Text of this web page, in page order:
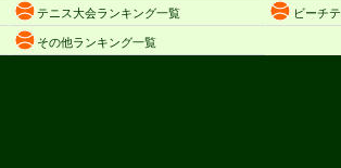
テニス大会ランキング一覧 ビーチ
その他ランキング一覧